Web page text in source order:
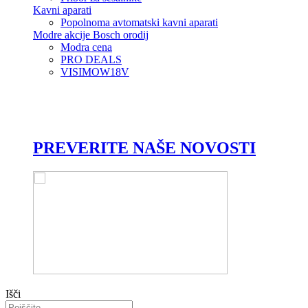
Kavni aparati
Popolnoma avtomatski kavni aparati
Modre akcije Bosch orodij
Modra cena
PRO DEALS
VISIMOW18V
PREVERITE NAŠE NOVOSTI
Išči